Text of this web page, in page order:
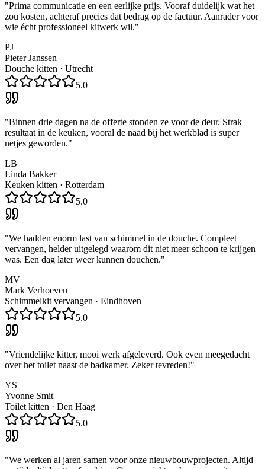
"Prima communicatie en een eerlijke prijs. Vooraf duidelijk wat het
zou kosten, achteraf precies dat bedrag op de factuur. Aanrader voor
wie écht professioneel kitwerk wil."
PJ
Pieter Janssen
Douche kitten · Utrecht
5.0
"Binnen drie dagen na de offerte stonden ze voor de deur. Strak
resultaat in de keuken, vooral de naad bij het werkblad is super
netjes geworden."
LB
Linda Bakker
Keuken kitten · Rotterdam
5.0
"We hadden enorm last van schimmel in de douche. Compleet
vervangen, helder uitgelegd waarom dit niet meer schoon te krijgen
was. Een dag later weer kunnen douchen."
MV
Mark Verhoeven
Schimmelkit vervangen · Eindhoven
5.0
"Vriendelijke kitter, mooi werk afgeleverd. Ook even meegedacht
over het toilet naast de badkamer. Zeker tevreden!"
YS
Yvonne Smit
Toilet kitten · Den Haag
5.0
"We werken al jaren samen voor onze nieuwbouwprojecten. Altijd